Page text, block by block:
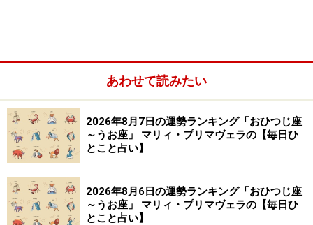
Amazonで占い関連の商品をチェック！
楽天市場で占い関連の商品をチェック！
あわせて読みたい
2026年8月7日の運勢ランキング「おひつじ座
～うお座」 マリィ・プリマヴェラの【毎日ひ
とこと占い】
2026年8月6日の運勢ランキング「おひつじ座
～うお座」 マリィ・プリマヴェラの【毎日ひ
とこと占い】